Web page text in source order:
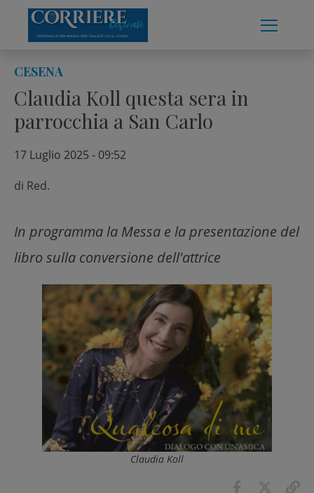
content
CESENA
Claudia Koll questa sera in
parrocchia a San Carlo
17 Luglio 2025 - 09:52
di Red.
In programma la Messa e la presentazione del
libro sulla conversione dell'attrice
Claudia Koll